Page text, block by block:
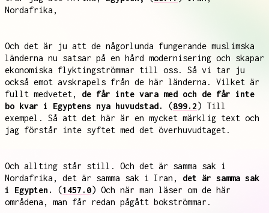
Nordafrika,
Och det är ju att de någorlunda fungerande muslimska
länderna nu satsar på en hård modernisering och skapar
ekonomiska flyktingströmmar till oss. Så vi tar ju
också emot avskrapels från de här länderna. Vilket är
fullt medvetet, de får inte vara med och de får inte
bo kvar i Egyptens nya huvudstad.
(899.2) Till
exempel. Så att det här är en mycket märklig text och
jag förstår inte syftet med det överhuvudtaget.
Och allting står still. Och det är samma sak i
Nordafrika, det är samma sak i Iran, det är samma sak
i Egypten.
(1457.0) Och när man läser om de här
områdena, man får redan pågått bokströmmar.